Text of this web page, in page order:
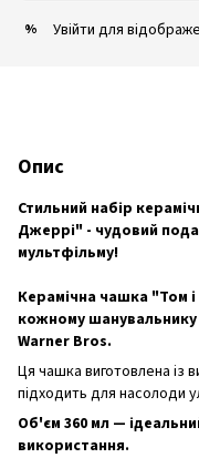
% Увійти для
Опис
Стильний набір
Джеррі" - чудовий
мультфільму!
Керамічна чашка "Том
кожному шанувальнику
Warner Bros.
Ця чашка виготовлена із
підходить для насолоди
Об'єм 360 мл —
використання.